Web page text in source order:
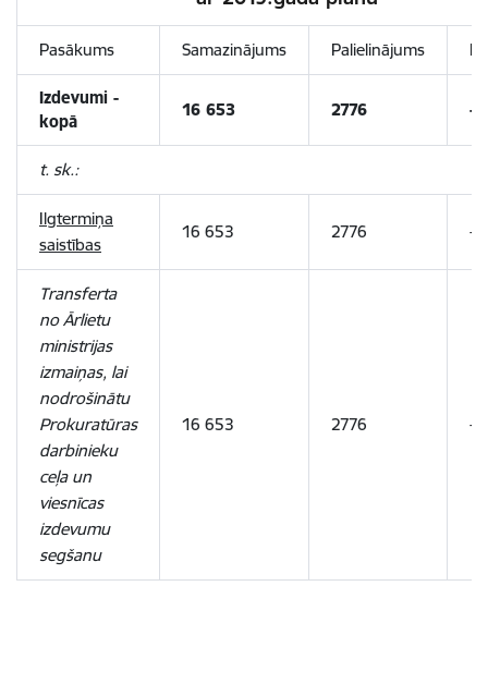
Pasākums Samazinājums Palielinājums
Izdevumi -
kopā
16 653 2776 -
t. sk.:
Ilgtermiņa
saistības
16 653 2776 -
Transferta
no Ārlietu
ministrijas
izmaiņas, lai
nodrošinātu
Prokuratūras
darbinieku
ceļa un
viesnīcas
izdevumu
segšanu
16 653 2776 -